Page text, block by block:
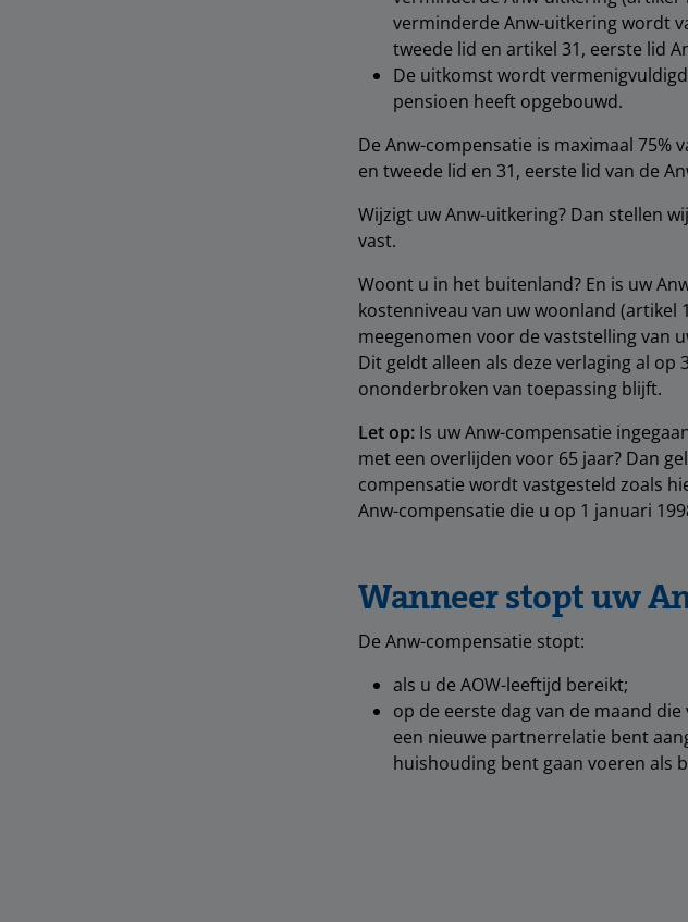
verminderde Anw-uitkering wordt
tweede lid en artikel 31, eerste lid
De uitkomst wordt
pensioen heeft opgebouwd.
De Anw-compensatie is maximaal 75%
en tweede lid en 31, eerste lid van de
Wijzigt uw Anw-uitkering? Dan stellen
vast.
Woont u in het buitenland? En is uw
kostenniveau van uw woonland (artikel
meegenomen voor de vaststelling van
Dit geldt alleen als deze verlaging al op
ononderbroken van toepassing blijft.
Let op: Is uw Anw-compensatie
met een overlijden voor 65 jaar? Dan
compensatie wordt vastgesteld zoals
Anw-compensatie die u op 1 januari
Wanneer stopt uw
De Anw-compensatie stopt:
als u de AOW-leeftijd bereikt;
op de eerste dag van de maand
een nieuwe partnerrelatie bent
huishouding bent gaan voeren als